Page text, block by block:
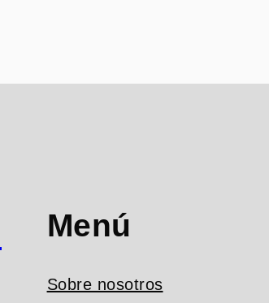
Menú
Sobre nosotros